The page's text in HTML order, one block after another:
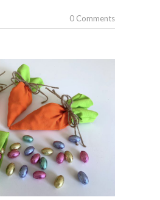
0 Comments